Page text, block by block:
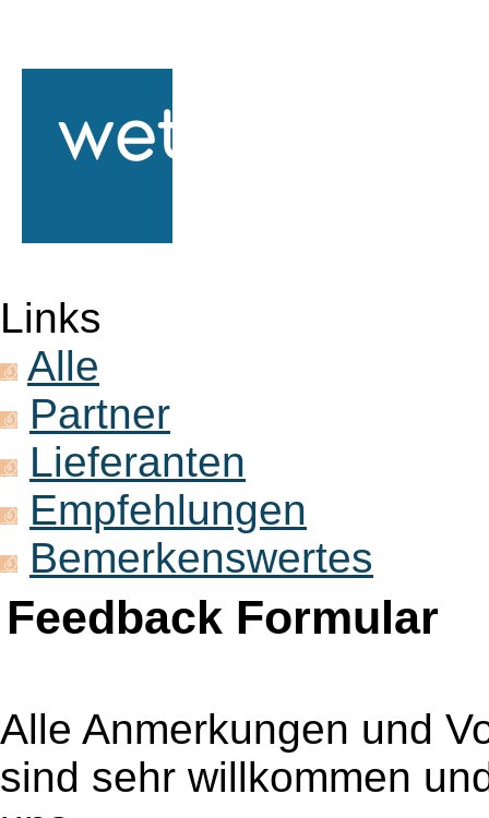
Links
Alle
Partner
Lieferanten
Empfehlungen
Bemerkenswertes
Feedback Formular
Alle Anmerkungen und
sind sehr willkommen